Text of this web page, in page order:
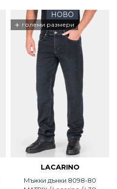
НОВО
+ големи размери
LACARINO
Мъжки дънки 8098-80